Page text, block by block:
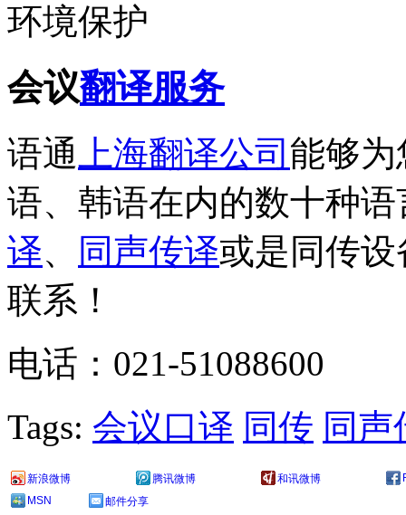
环境保护
会议翻译服务
语通 上海翻译公司 能够
语、韩语在内的数十种语
译、 同声传译或是同传
联系！
电话：021-51088600
Tags: 会议口译 同传 同声
新浪微博 腾讯微博 和讯微博
MSN
邮件分享